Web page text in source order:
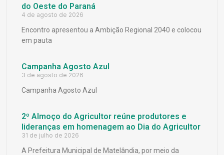
do Oeste do Paraná
4 de agosto de 2026
Encontro apresentou a Ambição Regional 2040 e colocou
em pauta
Campanha Agosto Azul
3 de agosto de 2026
Campanha Agosto Azul
2º Almoço do Agricultor reúne produtores e
lideranças em homenagem ao Dia do Agricultor
31 de julho de 2026
A Prefeitura Municipal de Matelândia, por meio da